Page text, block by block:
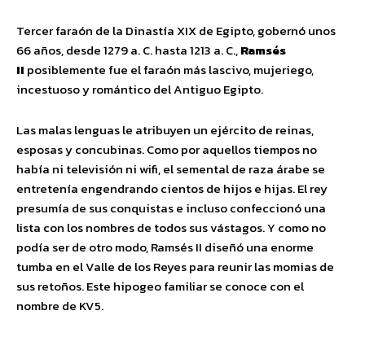
Tercer faraón de la Dinastía XIX de Egipto, gobernó unos
66 años, desde 1279 a. C. hasta 1213 a. C.,Ramsés
II posiblemente fue el faraón más lascivo, mujeriego,
incestuoso y romántico del Antiguo Egipto.
Las malas lenguas le atribuyen un ejército de reinas,
esposas y concubinas. Como por aquellos tiempos no
había ni televisión ni wifi, el semental de raza árabe se
entretenía engendrando cientos de hijos e hijas. El rey
presumía de sus conquistas e incluso confeccionó una
lista con los nombres de todos sus vástagos. Y como no
podía ser de otro modo, Ramsés II diseñó una enorme
tumba en el Valle de los Reyes para reunir las momias de
sus retoños. Este hipogeo familiar se conoce con el
nombre de KV5.